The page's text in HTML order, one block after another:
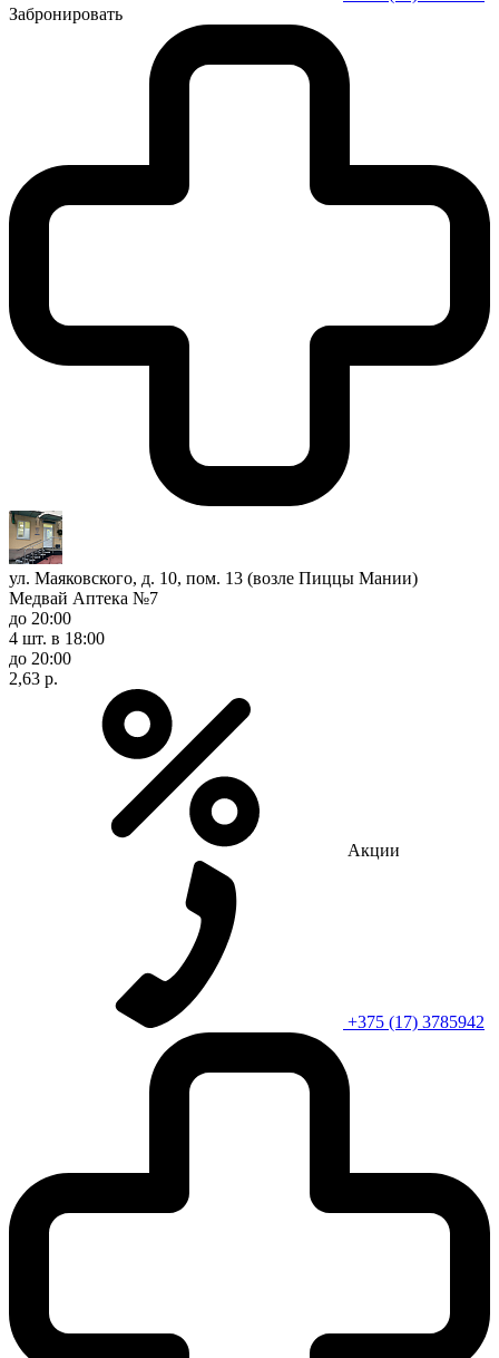
Забронировать
ул. Маяковского, д. 10, пом. 13 (возле Пиццы Мании)
Медвай Аптека №7
до 20:00
4 шт. в 18:00
до 20:00
2,63 р.
Акции
+375 (17) 3785942